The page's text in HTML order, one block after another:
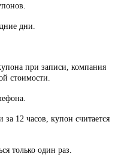
дни.
при записи, компания
стоимости.
12 часов, купон считается
только один раз.